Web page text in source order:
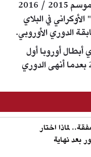
الثالث أمام نادي "آلكمار" الهولندي موسم 2015 / 2016
في البلاي
أوروبا أول
مرذة في تاريخه موسم 2017 / 2018 بعدما أنهى الدوري
لماذا اختار
بعد نهاية